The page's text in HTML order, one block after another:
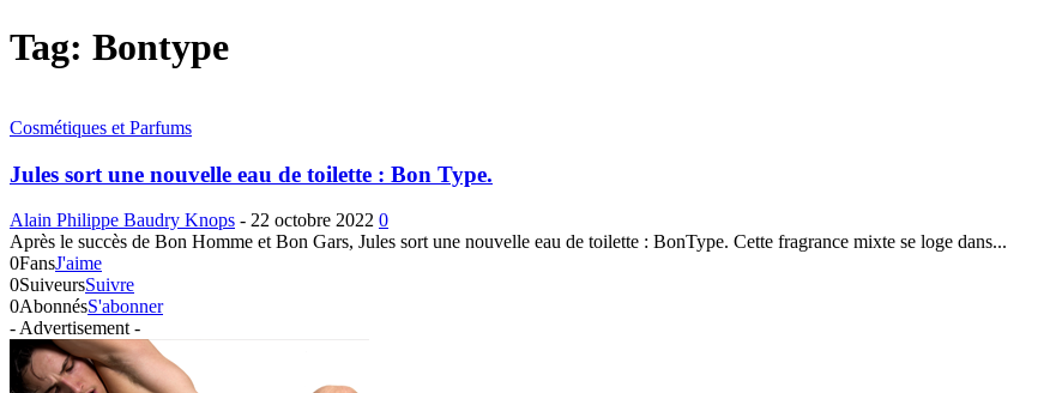
Tag: Bontype
Cosmétiques et Parfums
Jules sort une nouvelle eau de toilette : Bon Type.
Alain Philippe Baudry Knops - 22 octobre 2022 0
Après le succès de Bon Homme et Bon Gars, Jules sort une nouvelle eau de toilette : BonType. Cette fragrance mixte se loge dans...
0FansJ'aime
0SuiveursSuivre
0AbonnésS'abonner
- Advertisement -